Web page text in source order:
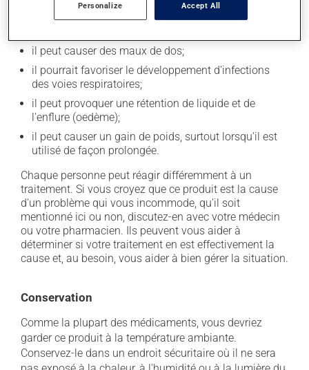
il peut causer des maux de tête;
il peut causer des maux de dos;
il pourrait favoriser le développement d'infections
des voies respiratoires;
il peut provoquer une rétention de liquide et de
l'enflure (oedème);
il peut causer un gain de poids, surtout lorsqu'il est
utilisé de façon prolongée.
Chaque personne peut réagir différemment à un
traitement. Si vous croyez que ce produit est la cause
d'un problème qui vous incommode, qu'il soit
mentionné ici ou non, discutez-en avec votre médecin
ou votre pharmacien. Ils peuvent vous aider à
déterminer si votre traitement en est effectivement la
cause et, au besoin, vous aider à bien gérer la situation.
Conservation
Comme la plupart des médicaments, vous devriez
garder ce produit à la température ambiante.
Conservez-le dans un endroit sécuritaire où il ne sera
Personalize Accept All